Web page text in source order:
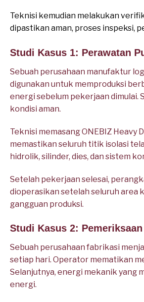
Teknisi kemudian melakukan
dipastikan aman, proses inspeksi,
Studi Kasus 1: Perawatan
Sebuah perusahaan manufaktur
digunakan untuk memproduksi
energi sebelum pekerjaan dimulai.
kondisi aman.
Teknisi memasang ONEBIZ Heavy
memastikan seluruh titik isolasi
hidrolik, silinder, dies, dan sistem
Setelah pekerjaan selesai,
dioperasikan setelah seluruh area
gangguan produksi.
Studi Kasus 2:
Sebuah perusahaan fabrikasi
setiap hari. Operator mematikan
Selanjutnya, energi mekanik yang
energi.